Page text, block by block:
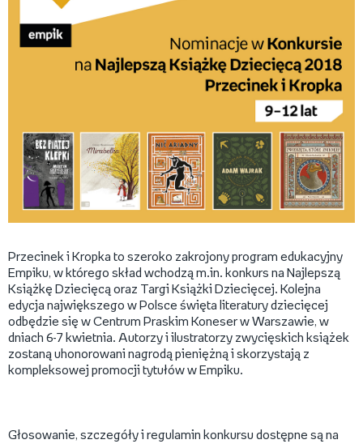
Przecinek i Kropka to szeroko zakrojony program edukacyjny
Empiku, w którego skład wchodzą m.in. konkurs na Najlepszą
Książkę Dziecięcą oraz Targi Książki Dziecięcej. Kolejna
edycja największego w Polsce święta literatury dziecięcej
odbędzie się w Centrum Praskim Koneser w Warszawie, w
dniach 6-7 kwietnia. Autorzy i ilustratorzy zwycięskich książek
zostaną uhonorowani nagrodą pieniężną i skorzystają z
kompleksowej promocji tytułów w Empiku.
Głosowanie, szczegóły i regulamin konkursu dostępne są na